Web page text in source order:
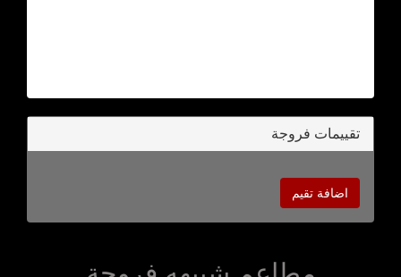
تقييمات فروجة
اضافة تقيم